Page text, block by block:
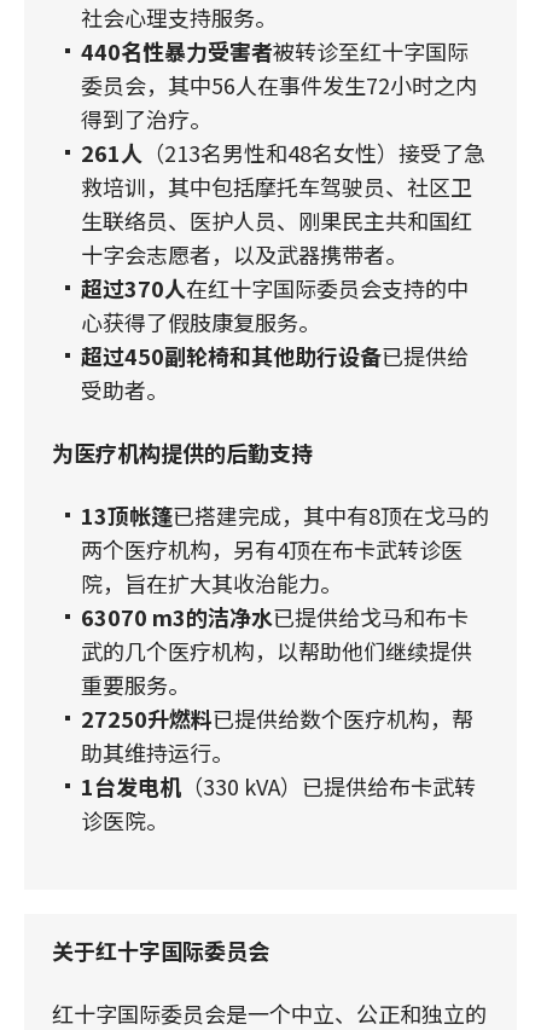
社会心理支持服务。
440名性暴力受害者被转诊至红十字国际
委员会，其中56人在事件发生72小时之内
得到了治疗。
261人 （213名男性和48名女性）接受了急
救培训，其中包括摩托车驾驶员、社区卫
生联络员、医护人员、刚果民主共和国红
十字会志愿者，以及武器携带者。
超过370人在红十字国际委员会支持的中
心获得了假肢康复服务。
超过450副轮椅和其他助行设备已提供给
受助者。
为医疗机构提供的后勤支持
13顶帐篷已搭建完成，其中有8顶在戈马的
两个医疗机构，另有4顶在布卡武转诊医
院，旨在扩大其收治能力。
63070 m3的洁净水已提供给戈马和布卡
武的几个医疗机构，以帮助他们继续提供
重要服务。
27250升燃料已提供给数个医疗机构，帮
助其维持运行。
1台发电机 （330 kVA）已提供给布卡武转
诊医院。
关于红十字国际委员会
红十字国际委员会是一个中立、公正和独立的